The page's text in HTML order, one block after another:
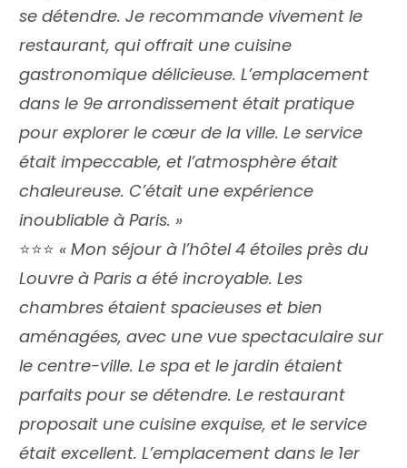
se détendre. Je recommande vivement le
restaurant, qui offrait une cuisine
gastronomique délicieuse. L’emplacement
dans le 9e arrondissement était pratique
pour explorer le cœur de la ville. Le service
était impeccable, et l’atmosphère était
chaleureuse. C’était une expérience
inoubliable à Paris. »
⭐️⭐️⭐️ « Mon séjour à l’hôtel 4 étoiles près du
Louvre à Paris a été incroyable. Les
chambres étaient spacieuses et bien
aménagées, avec une vue spectaculaire sur
le centre-ville. Le spa et le jardin étaient
parfaits pour se détendre. Le restaurant
proposait une cuisine exquise, et le service
était excellent. L’emplacement dans le 1er
Newsletter 🔥